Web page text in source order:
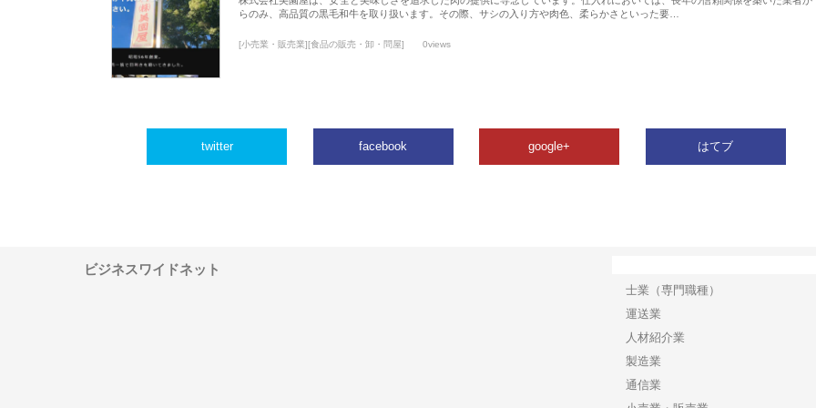
らのみ、高品質の黒毛和牛を取り扱います。その際、サシの入り方や肉色、柔らかさといった要…
[小売業・販売業][食品の販売・卸・問屋] 0views
twitter facebook google+ はてブ
ビジネスワイドネット
士業（専門職種）
運送業
人材紹介業
製造業
通信業